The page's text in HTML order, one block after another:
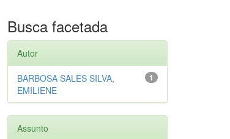
Busca facetada
Autor
1
BARBOSA SALES SILVA,
EMILIENE
Assunto